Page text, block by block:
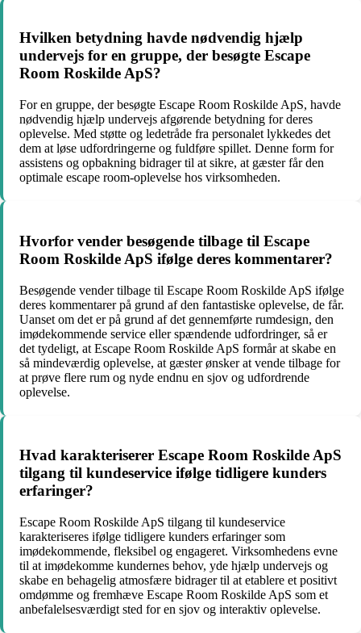
Hvilken betydning havde nødvendig hjælp
undervejs for en gruppe, der besøgte Escape
Room Roskilde ApS?
For en gruppe, der besøgte Escape Room Roskilde ApS, havde
nødvendig hjælp undervejs afgørende betydning for deres
oplevelse. Med støtte og ledetråde fra personalet lykkedes det
dem at løse udfordringerne og fuldføre spillet. Denne form for
assistens og opbakning bidrager til at sikre, at gæster får den
optimale escape room-oplevelse hos virksomheden.
Hvorfor vender besøgende tilbage til Escape
Room Roskilde ApS ifølge deres kommentarer?
Besøgende vender tilbage til Escape Room Roskilde ApS ifølge
deres kommentarer på grund af den fantastiske oplevelse, de får.
Uanset om det er på grund af det gennemførte rumdesign, den
imødekommende service eller spændende udfordringer, så er
det tydeligt, at Escape Room Roskilde ApS formår at skabe en
så mindeværdig oplevelse, at gæster ønsker at vende tilbage for
at prøve flere rum og nyde endnu en sjov og udfordrende
oplevelse.
Hvad karakteriserer Escape Room Roskilde ApS
tilgang til kundeservice ifølge tidligere kunders
erfaringer?
Escape Room Roskilde ApS tilgang til kundeservice
karakteriseres ifølge tidligere kunders erfaringer som
imødekommende, fleksibel og engageret. Virksomhedens evne
til at imødekomme kundernes behov, yde hjælp undervejs og
skabe en behagelig atmosfære bidrager til at etablere et positivt
omdømme og fremhæve Escape Room Roskilde ApS som et
anbefalelsesværdigt sted for en sjov og interaktiv oplevelse.